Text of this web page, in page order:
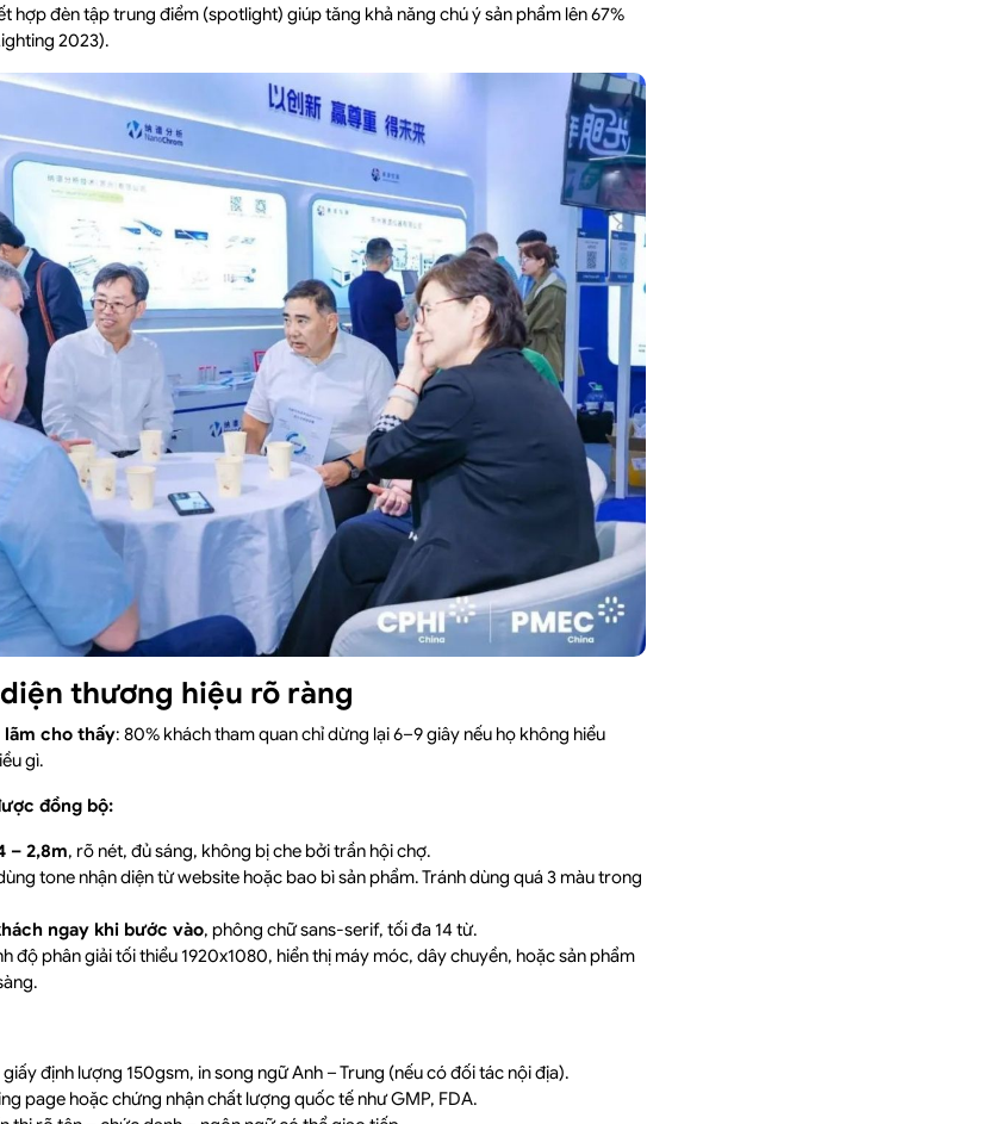
hợp đèn tập trung điểm (spotlight) giúp tăng khả năng chú ý sản phẩm lên 67%
2023).
thương hiệu rõ ràng
cho thấy: 80% khách tham quan chỉ dừng lại 6–9 giây nếu họ không hiểu
gì.
đồng bộ:
– 2,8m, rõ nét, đủ sáng, không bị che bởi trần hội chợ.
tone nhận diện từ website hoặc bao bì sản phẩm. Tránh dùng quá 3 màu trong
ngay khi bước vào, phông chữ sans-serif, tối đa 14 từ.
độ phân giải tối thiểu 1920x1080, hiển thị máy móc, dây chuyền, hoặc sản phẩm
định lượng 150gsm, in song ngữ Anh – Trung (nếu có đối tác nội địa).
page hoặc chứng nhận chất lượng quốc tế như GMP, FDA.